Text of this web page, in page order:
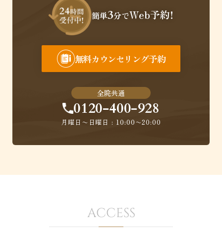
簡単3分でWeb予約!
無料カウンセリング予約
全院共通
0120-400-928
月曜日〜日曜日 : 10:00〜20:00
ACCESS